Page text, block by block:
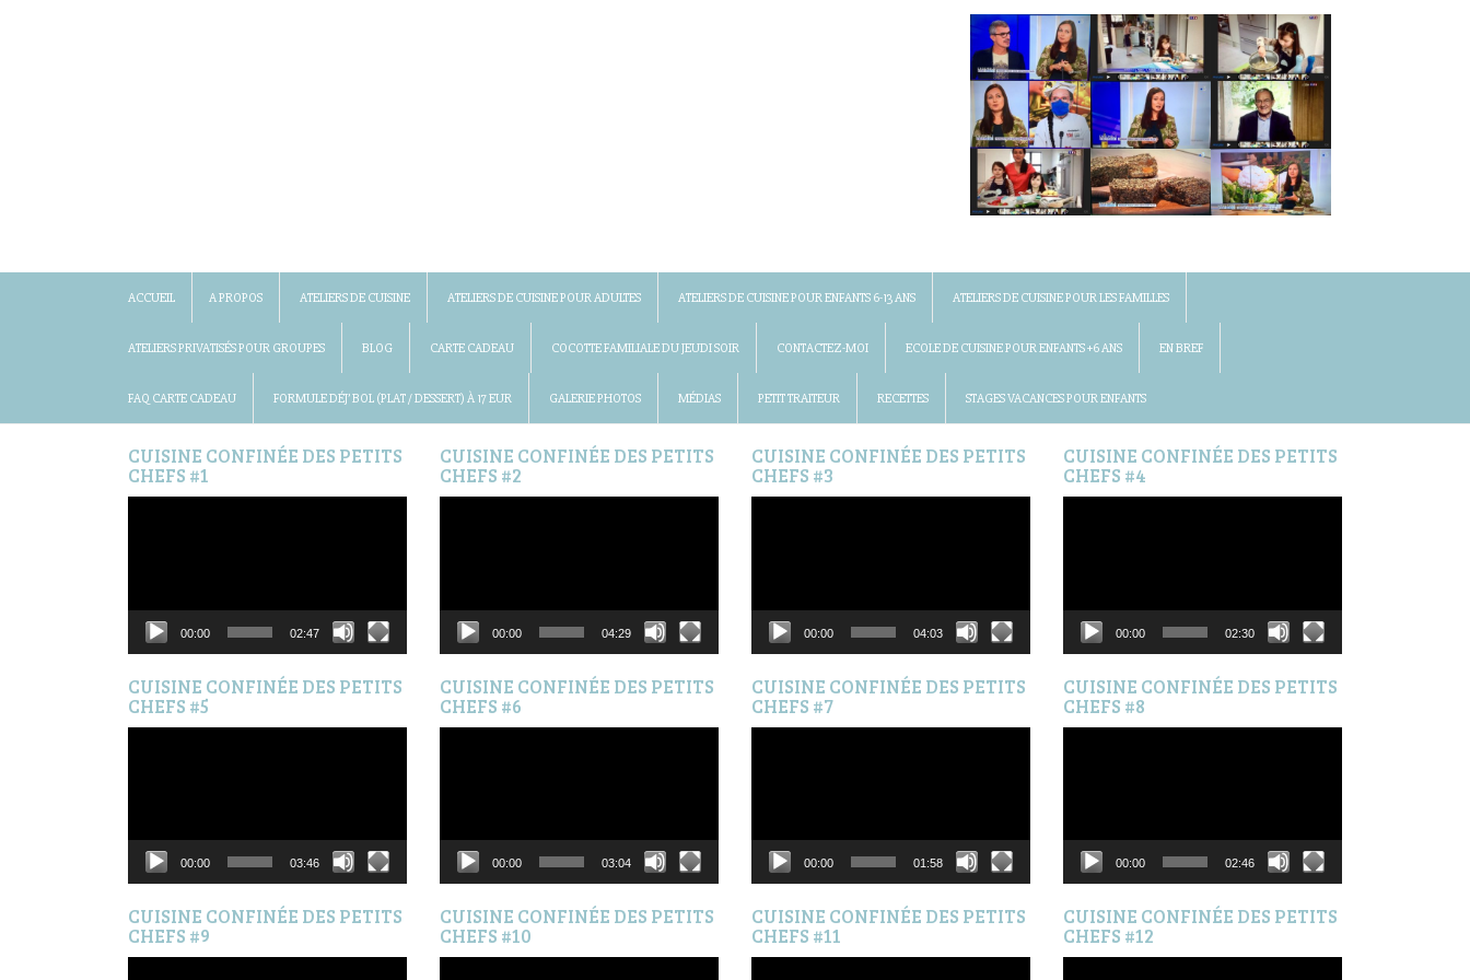
ACCUEIL A PROPOS ATELIERS DE CUISINE ATELIERS DE CUISINE POUR ADULTES ATELIERS DE CUISINE POUR ENFANTS 6-13 ANS ATELIERS DE CUISINE POUR LES FAMILLES
ATELIERS PRIVATISÉS POUR GROUPES BLOG CARTE CADEAU COCOTTE FAMILIALE DU JEUDI SOIR CONTACTEZ-MOI ECOLE DE CUISINE POUR ENFANTS +6 ANS EN BREF
FAQ CARTE CADEAU FORMULE DÉJ’ BOL (PLAT / DESSERT) À 17 EUR GALERIE PHOTOS MÉDIAS PETIT TRAITEUR RECETTES STAGES VACANCES POUR ENFANTS
CUISINE CONFINÉE DES PETITS
CHEFS #1
00:00 02:47
CUISINE CONFINÉE DES PETITS
CHEFS #5
00:00 03:46
CUISINE CONFINÉE DES PETITS
CHEFS #9
CUISINE CONFINÉE DES PETITS
CHEFS #2
00:00 04:29
CUISINE CONFINÉE DES PETITS
CHEFS #6
00:00 03:04
CUISINE CONFINÉE DES PETITS
CHEFS #10
CUISINE CONFINÉE DES PETITS
CHEFS #3
00:00 04:03
CUISINE CONFINÉE DES PETITS
CHEFS #7
00:00 01:58
CUISINE CONFINÉE DES PETITS
CHEFS #11
CUISINE CONFINÉE DES PETITS
CHEFS #4
00:00 02:30
CUISINE CONFINÉE DES PETITS
CHEFS #8
00:00 02:46
CUISINE CONFINÉE DES PETITS
CHEFS #12